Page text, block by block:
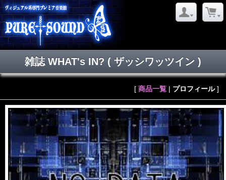
雑誌 WHAT's IN? ( ザッシワッツイン )
[ 商品一覧 | プロフィール]